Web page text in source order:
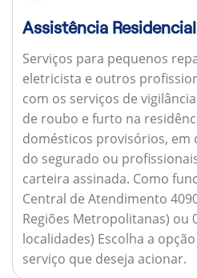
Assistência Residencial
Serviços para pequenos
eletricista e outros
com os serviços de
de roubo e furto na
domésticos provisórios, em
do segurado ou
carteira assinada. Como
Central de Atendimento
Regiões Metropolitanas) ou
localidades) Escolha a
serviço que deseja acionar.